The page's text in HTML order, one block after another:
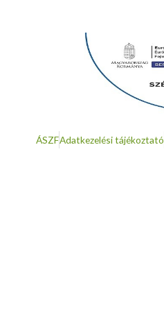
ÁSZFAdatkezelési tájékoztató